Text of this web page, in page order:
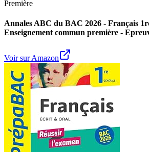
Première
Annales ABC du BAC 2026 - Français
Enseignement commun première -
Voir sur Amazon